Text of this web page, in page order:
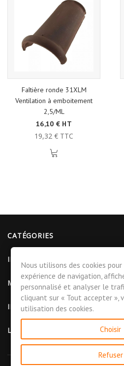
Faîtière ronde 31XLM
Ventilation à emboitement
2,5/ML
16,10 € HT
19,32 € TTC
CATÉGORIES
INFORMATIONS
MON COMPTE
INFORMATIONS DE CONTACT
LETTRE D'INFORMATIONS
Nous utilisons des cookies
expérience de navigation,
personnalisé et analyser le
cliquant sur « Tout accepter »,
utilisation des cookies.
Choisir
Refuser